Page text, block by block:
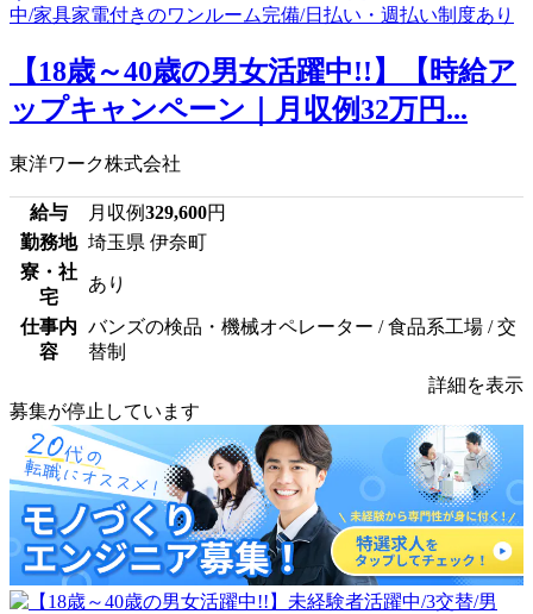
【18歳～40歳の男女活躍中!!】【時給ア
ップキャンペーン｜月収例32万円...
東洋ワーク株式会社
給与 月収例329,600円
勤務地 埼玉県 伊奈町
寮・社
宅
あり
仕事内
容
バンズの検品・機械オペレーター / 食品系工場 / 交
替制
詳細を表示
募集が停止しています